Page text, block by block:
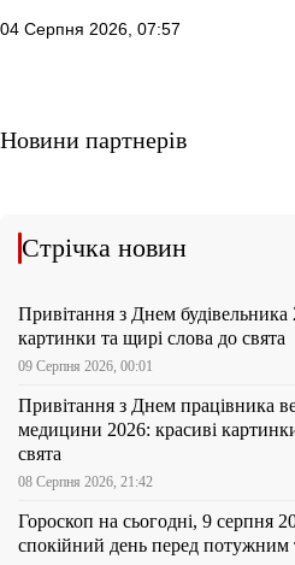
04 Серпня 2026, 07:57
Новини партнерів
Стрічка новин
Привітання з Днем будівельника
картинки та щирі слова до свята
09 Серпня 2026, 00:01
Привітання з Днем працівника
медицини 2026: красиві
свята
08 Серпня 2026, 21:42
Гороскоп на сьогодні, 9 серпня
спокійний день перед потужним